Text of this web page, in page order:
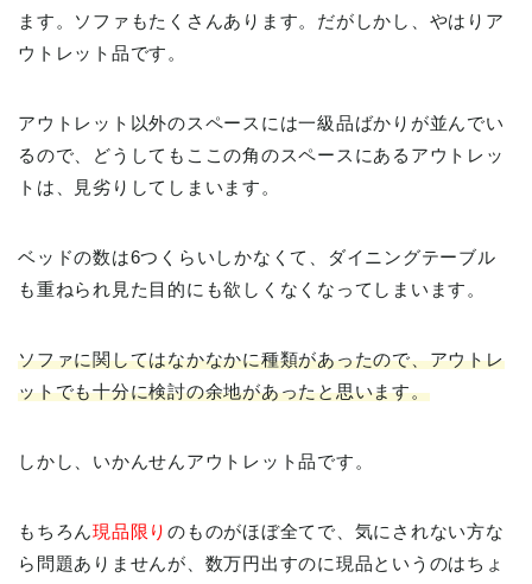
ます。ソファもたくさんあります。だがしかし、やはりア
ウトレット品です。
アウトレット以外のスペースには一級品ばかりが並んでい
るので、どうしてもここの角のスペースにあるアウトレッ
トは、見劣りしてしまいます。
ベッドの数は6つくらいしかなくて、ダイニングテーブル
も重ねられ見た目的にも欲しくなくなってしまいます。
ソファに関してはなかなかに種類があったので、アウトレ
ットでも十分に検討の余地があったと思います。
しかし、いかんせんアウトレット品です。
もちろん現品限りのものがほぼ全てで、気にされない方な
ら問題ありませんが、数万円出すのに現品というのはちょ